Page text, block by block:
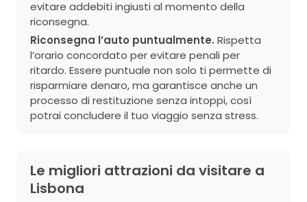
evitare addebiti ingiusti al momento della
riconsegna.
Riconsegna l’auto puntualmente. Rispetta
l’orario concordato per evitare penali per
ritardo. Essere puntuale non solo ti permette di
risparmiare denaro, ma garantisce anche un
processo di restituzione senza intoppi, così
potrai concludere il tuo viaggio senza stress.
Le migliori attrazioni da visitare a
Lisbona